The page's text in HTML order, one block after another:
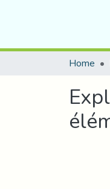
Home